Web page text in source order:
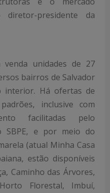
diretor-presidente da
venda unidades de 27
bairros de Salvador
interior. Há ofertas de
inclusive com
facilitadas pelo
SBPE, e por meio do
(atual Minha Casa
estão disponíveis
Caminho das Árvores,
Florestal, Imbuí,